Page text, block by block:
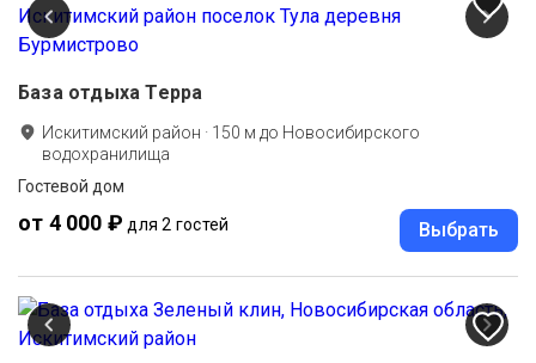
База отдыха Терра
Искитимский район · 150 м до Новосибирского
водохранилища
Гостевой дом
от 4 000 ₽ для 2 гостей Выбрать